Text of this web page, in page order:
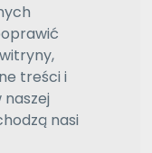
treści i
nasi
19